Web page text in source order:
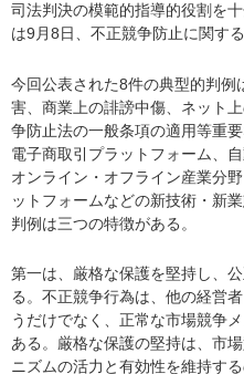
CONTACT お問い合わせ
司法判決の模範的指導的役割を
は9月8日、不正競争防止に関す
今回公表された8件の典型的判
害、商業上の誹謗中傷、ネット
争防止法の一般条項の適用等重
電子商取引プラットフォーム、
オンライン・オフライン産業分
ットフォームなどの新技術・新
判例は三つの特徴がある。
第一は、厳格な保護を堅持し、
る。不正競争行為は、他の経営
うだけでなく、正常な市場競争
ある。厳格な保護の堅持は、市
ニズムの活力と有効性を維持す